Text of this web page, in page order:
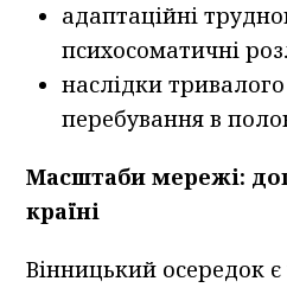
адаптаційні
психосоматичні
наслідки
перебування в
Масштаби мережі:
країні
Вінницький осередок